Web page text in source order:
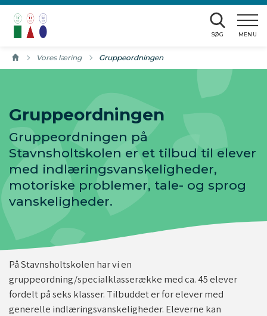
Gå til sidens indhold
SØG MENU
Vores læring Aktuel side:
Gruppeordningen
Gruppeordningen
Gruppeordningen på
Stavnsholtskolen er et tilbud til elever
med indlæringsvanskeligheder,
motoriske problemer, tale- og sprog
vanskeligheder.
På Stavnsholtskolen har vi en
gruppeordning/specialklasserække med ca. 45 elever
fordelt på seks klasser. Tilbuddet er for elever med
generelle indlæringsvanskeligheder. Eleverne kan
luk
luk
luk